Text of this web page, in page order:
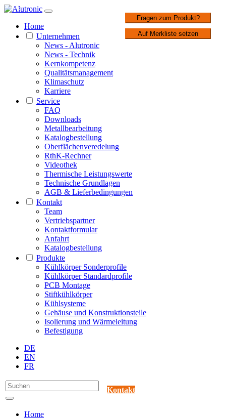
Home
Unternehmen
News - Alutronic
News - Technik
Kernkompetenz
Qualitätsmanagement
Klimaschutz
Karriere
Service
FAQ
Downloads
Metallbearbeitung
Katalogbestellung
Oberflächenveredelung
RthK-Rechner
Videothek
Thermische Leistungswerte
Technische Grundlagen
AGB & Lieferbedingungen
Kontakt
Team
Vertriebspartner
Kontaktformular
Anfahrt
Katalogbestellung
Produkte
Kühlkörper Sonderprofile
Kühlkörper Standardprofile
PCB Montage
Stiftkühlkörper
Kühlsysteme
Gehäuse und Konstruktionsteile
Isolierung und Wärmeleitung
Befestigung
DE
EN
FR
Kontakt
Home
Fragen zum Produkt?
Auf Merkliste setzen
1 / 2